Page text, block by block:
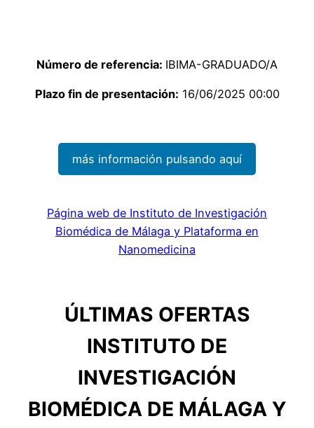
Número de referencia: IBIMA-GRADUADO/A
Plazo fin de presentación: 16/06/2025 00:00
más información pulsando aquí
Página web de Instituto de Investigación
Biomédica de Málaga y Plataforma en
Nanomedicina
ÚLTIMAS OFERTAS
INSTITUTO DE
INVESTIGACIÓN
BIOMÉDICA DE MÁLAGA Y